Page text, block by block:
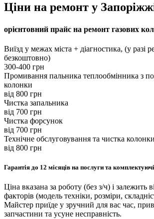
Ціни на ремонт у
орієнтовний прайс на ремонт газових
Виїзд у межах міста + діагностика, (у разі
безкоштовно)
300-400 грн
Промивання пальника теплообмінника з
колонки
вiд 800 грн
Чистка запальника
вiд 700 грн
Чистка форсунок
вiд 700 грн
Технічне обслуговування та чистка колонки
вiд 800 грн
Гарантія до 12 місяців на послуги та
Ціна вказана за роботу (без з/ч) і залежить
факторів (модель техніки, розміри,
Майстер приїде у зручний для вас час,
запчастини та усуне несправність.